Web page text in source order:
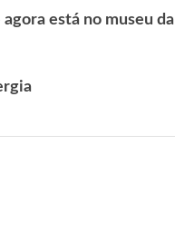
está no museu da